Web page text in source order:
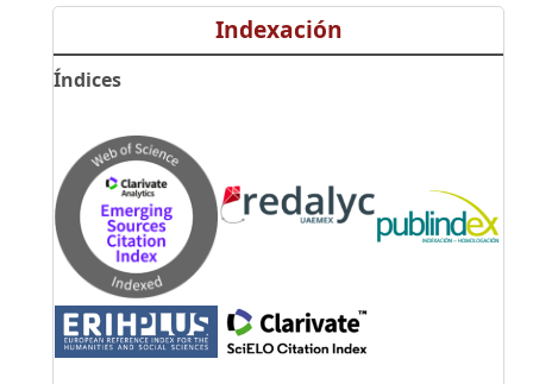
Indexación
Índices